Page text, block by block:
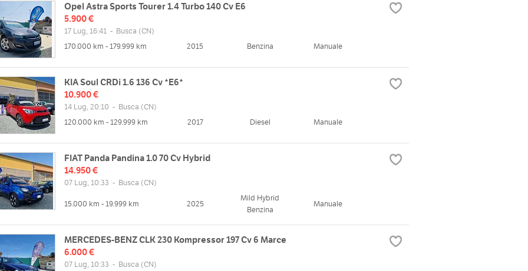
Opel Astra Sports Tourer 1.4 Turbo 140 Cv E6
5.900 €
17 Lug, 16:41 - Busca (CN)
170.000 km - 179.999 km
2015 Benzina Manuale
KIA Soul CRDi 1.6 136 Cv *E6*
10.900 €
14 Lug, 20:10 - Busca (CN)
120.000 km - 129.999 km
2017 Diesel Manuale
FIAT Panda Pandina 1.0 70 Cv Hybrid
14.950 €
07 Lug, 10:33 - Busca (CN)
15.000 km - 19.999 km 2025
Mild Hybrid
Benzina
Manuale
MERCEDES-BENZ CLK 230 Kompressor 197 Cv 6 Marce
6.000 €
07 Lug, 10:33 - Busca (CN)